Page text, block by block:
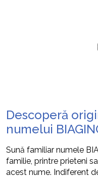
Descoperă
numelui
Sună familiar numele
familie, printre prieteni
acest nume. Indiferent